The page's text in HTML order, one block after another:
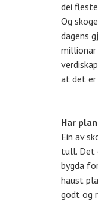
dei
Og
dagens
millionar
at det er
Har
Ein av
tull. Det
bygda
haust
godt og